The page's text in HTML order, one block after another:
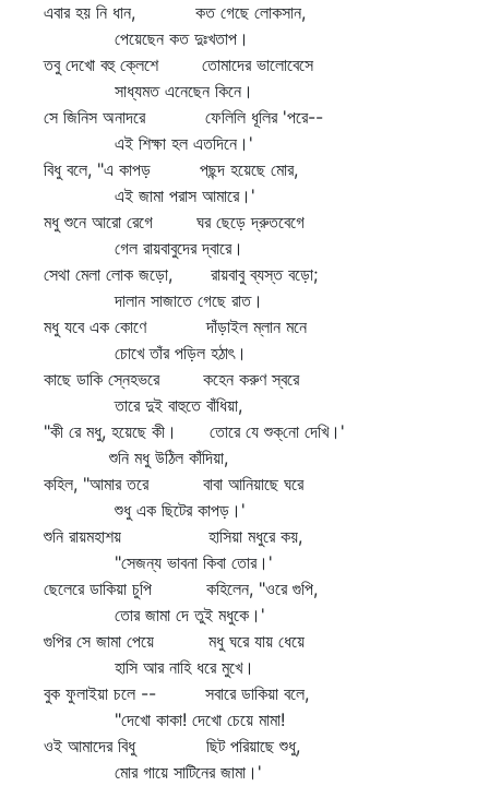
এবার হয় নি ধান, কত গেছে লোকসান,
পেয়েছেন কত দুঃখতাপ।
তবু দেখো বহু ক্লেশে তোমাদের ভালোবেসে
সাধ্যমত এনেছেন কিনে।
সে জিনিস অনাদরে ফেলিলি ধূলির 'পরে--
এই শিক্ষা হল এতদিনে।'
বিধু বলে, "এ কাপড় পছন্দ হয়েছে মোর,
এই জামা পরাস আমারে।'
মধু শুনে আরো রেগে ঘর ছেড়ে দ্রুতবেগে
গেল রায়বাবুদের দ্বারে।
সেথা মেলা লোক জড়ো, রায়বাবু ব্যস্ত বড়ো;
দালান সাজাতে গেছে রাত।
মধু যবে এক কোণে দাঁড়াইল ম্লান মনে
চোখে তাঁর পড়িল হঠাৎ।
কাছে ডাকি স্নেহভরে কহেন করুণ স্বরে
তারে দুই বাহুতে বাঁধিয়া,
"কী রে মধু, হয়েছে কী। তোরে যে শুক্‌নো দেখি।'
শুনি মধু উঠিল কাঁদিয়া,
কহিল, "আমার তরে বাবা আনিয়াছে ঘরে
শুধু এক ছিটের কাপড়।'
শুনি রায়মহাশয় হাসিয়া মধুরে কয়,
"সেজন্য ভাবনা কিবা তোর।'
ছেলেরে ডাকিয়া চুপি কহিলেন, "ওরে গুপি,
তোর জামা দে তুই মধুকে।'
গুপির সে জামা পেয়ে মধু ঘরে যায় ধেয়ে
হাসি আর নাহি ধরে মুখে।
বুক ফুলাইয়া চলে -- সবারে ডাকিয়া বলে,
"দেখো কাকা! দেখো চেয়ে মামা!
ওই আমাদের বিধু ছিট পরিয়াছে শুধু,
মোর গায়ে সাটিনের জামা।'